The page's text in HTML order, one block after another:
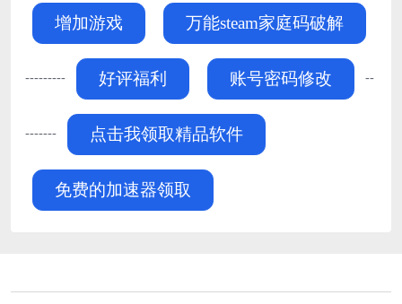
增加游戏 万能steam家庭码破解
--------- 好评福利 账号密码修改 --
------- 点击我领取精品软件
免费的加速器领取